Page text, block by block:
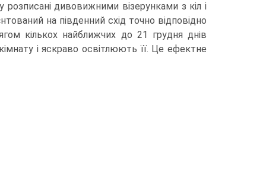
дивовижними візерунка­ми з кіл і
на південний схід точно відповідно
кількох найближчих до 21 грудня днів
і яскраво освіт­люють її. Це ефектне